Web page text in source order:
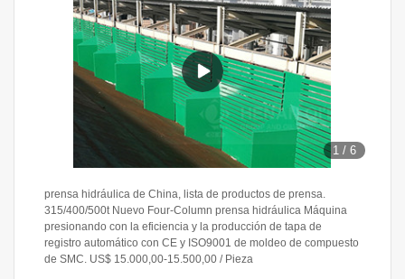
1 /6
prensa hidráulica de China, lista de productos de prensa.
315/400/500t Nuevo Four-Column prensa hidráulica Máquina
presionando con la eficiencia y la producción de tapa de
registro automático con CE y ISO9001 de moldeo de compuesto
de SMC. US$ 15.000,00-15.500,00 / Pieza